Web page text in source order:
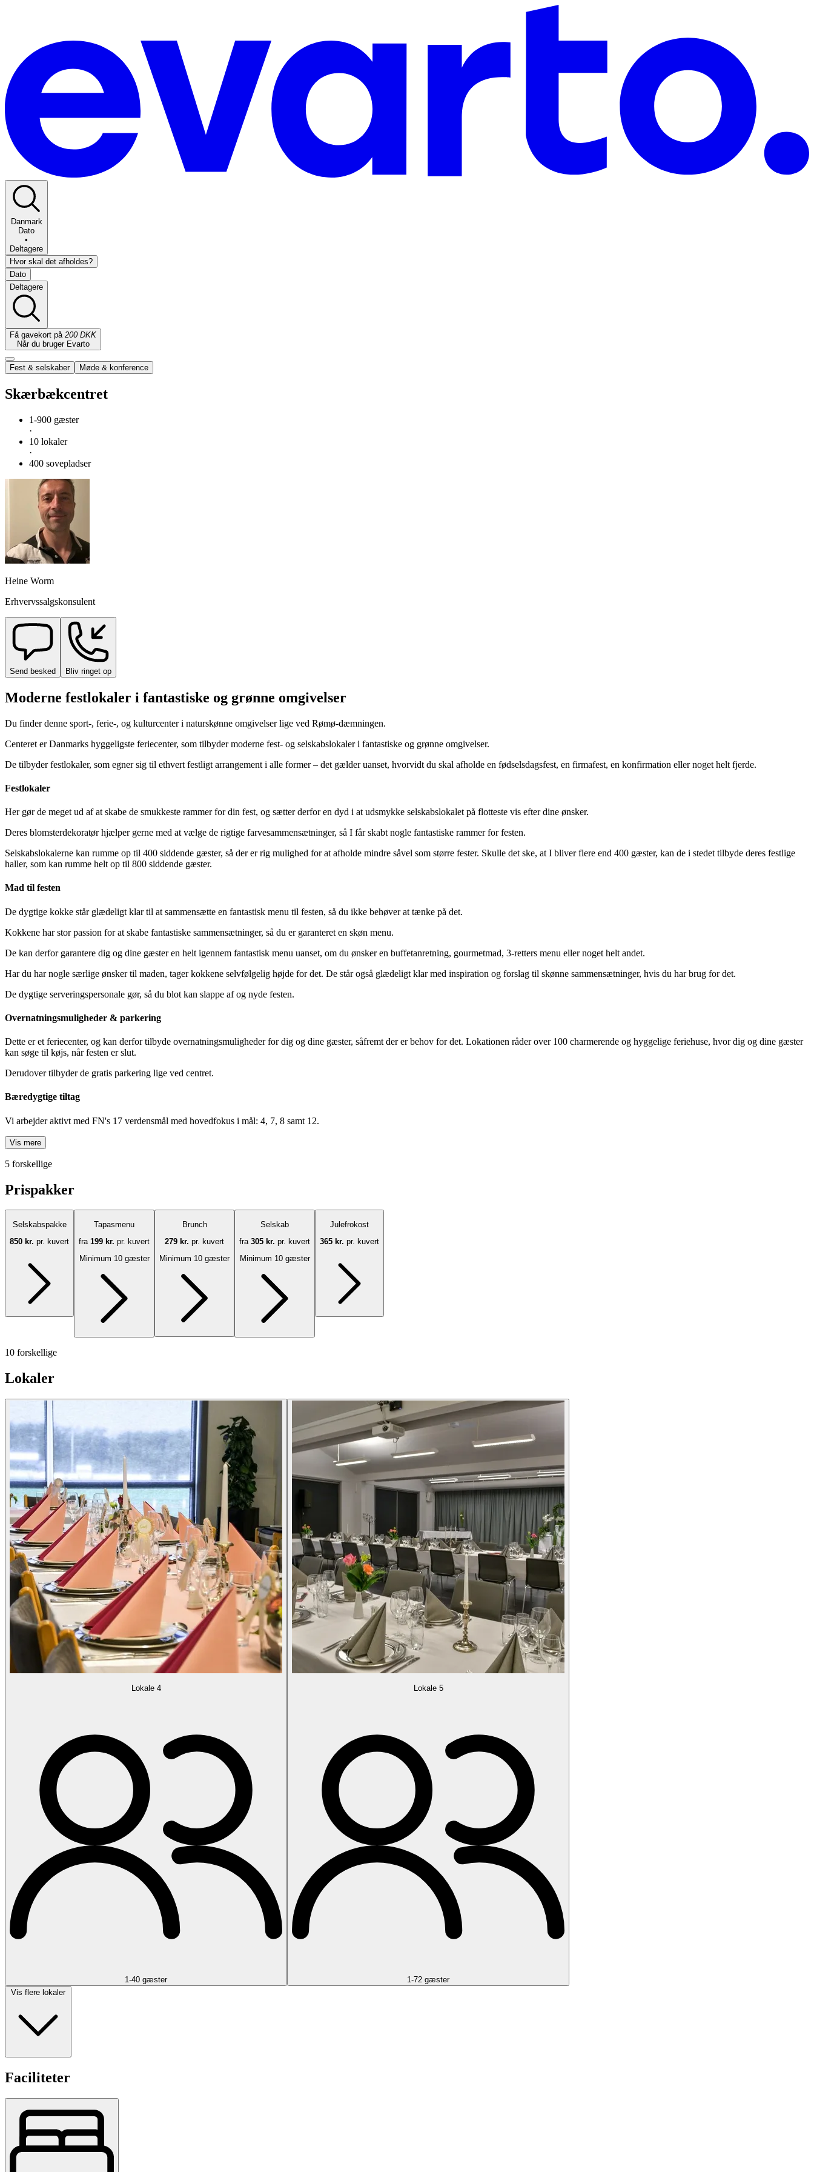
Danmark
Dato
•
Deltagere
Hvor skal det afholdes?
Dato
Deltagere
Få gavekort på 200 DKK
Når du bruger Evarto
Fest & selskaber Møde & konference
Skærbækcentret
1-900 gæster
·
10 lokaler
·
400 sovepladser
Heine Worm
Erhvervssalgskonsulent
Send besked Bliv ringet op
Moderne festlokaler i fantastiske og grønne omgivelser
Du finder denne sport-, ferie-, og kulturcenter i naturskønne omgivelser lige ved Rømø-dæmningen.
Centeret er Danmarks hyggeligste feriecenter, som tilbyder moderne fest- og selskabslokaler i fantastiske og grønne omgivelser.
De tilbyder festlokaler, som egner sig til ethvert festligt arrangement i alle former – det gælder uanset, hvorvidt du skal afholde en fødselsdagsfest, en firmafest, en konfirmation eller noget helt fjerde.
Festlokaler
Her gør de meget ud af at skabe de smukkeste rammer for din fest, og sætter derfor en dyd i at udsmykke selskabslokalet på flotteste vis efter dine ønsker.
Deres blomsterdekoratør hjælper gerne med at vælge de rigtige farvesammensætninger, så I får skabt nogle fantastiske rammer for festen.
Selskabslokalerne kan rumme op til 400 siddende gæster, så der er rig mulighed for at afholde mindre såvel som større fester. Skulle det ske, at I bliver flere end 400 gæster, kan de i stedet tilbyde deres festlige
haller, som kan rumme helt op til 800 siddende gæster.
Mad til festen
De dygtige kokke står glædeligt klar til at sammensætte en fantastisk menu til festen, så du ikke behøver at tænke på det.
Kokkene har stor passion for at skabe fantastiske sammensætninger, så du er garanteret en skøn menu.
De kan derfor garantere dig og dine gæster en helt igennem fantastisk menu uanset, om du ønsker en buffetanretning, gourmetmad, 3-retters menu eller noget helt andet.
Har du har nogle særlige ønsker til maden, tager kokkene selvfølgelig højde for det. De står også glædeligt klar med inspiration og forslag til skønne sammensætninger, hvis du har brug for det.
De dygtige serveringspersonale gør, så du blot kan slappe af og nyde festen.
Overnatningsmuligheder & parkering
Dette er et feriecenter, og kan derfor tilbyde overnatningsmuligheder for dig og dine gæster, såfremt der er behov for det. Lokationen råder over 100 charmerende og hyggelige feriehuse, hvor dig og dine gæster
kan søge til køjs, når festen er slut.
Derudover tilbyder de gratis parkering lige ved centret.
Bæredygtige tiltag
Vi arbejder aktivt med FN's 17 verdensmål med hovedfokus i mål: 4, 7, 8 samt 12.
Vis mere
5 forskellige
Prispakker
Selskabspakke
850 kr. pr. kuvert
Tapasmenu
fra 199 kr. pr. kuvert
Minimum 10 gæster
Brunch
279 kr. pr. kuvert
Minimum 10 gæster
Selskab
fra 305 kr. pr. kuvert
Minimum 10 gæster
Julefrokost
365 kr. pr. kuvert
10 forskellige
Lokaler
Lokale 4
1-40 gæster
Lokale 5
1-72 gæster
Vis flere lokaler
Faciliteter